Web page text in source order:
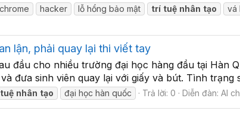
hacker lỗ hổng bảo mật trí tuệ nhân tạo vá
lận, phải quay lại thi viết tay
đầu cho nhiều trường đại học hàng đầu tại Hàn
đưa sinh viên quay lại với giấy và bút. Tình trạng
tuệ nhân tạo đại học hàn quốc Trả lời: 0 Diễn đàn:AI